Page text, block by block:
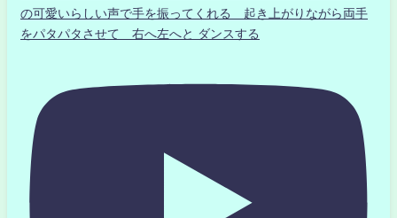
の可愛いらしい声で手を振ってくれる 起き上がりながら両手
をパタパタさせて 右へ左へと ダンスする